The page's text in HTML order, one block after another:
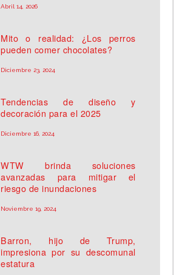
Abril 14, 2026
Mito o realidad: ¿Los perros
pueden comer chocolates?
Diciembre 23, 2024
Tendencias de diseño y
decoración para el 2025
Diciembre 16, 2024
WTW brinda soluciones
avanzadas para mitigar el
riesgo de inundaciones
Noviembre 19, 2024
Barron, hijo de Trump,
impresiona por su descomunal
estatura